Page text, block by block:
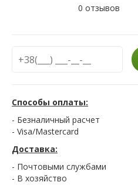
0 отзывов
Способы оплаты:
- Безналичный расчет
- Visa/Mastercard
Доставка:
- Почтовыми службами
- В хозяйство